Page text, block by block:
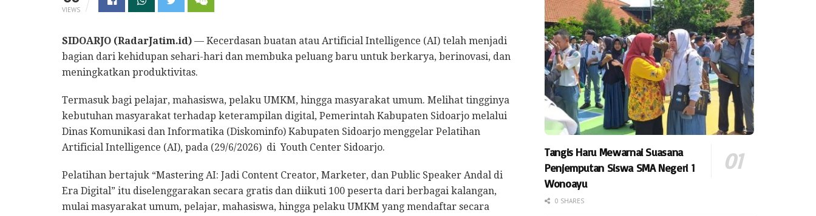
VIEWS
SIDOARJO (RadarJatim.id) — Kecerdasan buatan atau Artificial Intelligence (AI) telah menjadi
bagian dari kehidupan sehari-hari dan membuka peluang baru untuk berkarya, berinovasi, dan
meningkatkan produktivitas.
Termasuk bagi pelajar, mahasiswa, pelaku UMKM, hingga masyarakat umum. Melihat tingginya
kebutuhan masyarakat terhadap keterampilan digital, Pemerintah Kabupaten Sidoarjo melalui
Dinas Komunikasi dan Informatika (Diskominfo) Kabupaten Sidoarjo menggelar Pelatihan
Artificial Intelligence (AI), pada (29/6/2026) di Youth Center Sidoarjo.
Pelatihan bertajuk “Mastering AI: Jadi Content Creator, Marketer, dan Public Speaker Andal di
Era Digital” itu diselenggarakan secara gratis dan diikuti 100 peserta dari berbagai kalangan,
mulai masyarakat umum, pelajar, mahasiswa, hingga pelaku UMKM yang mendaftar secara
Tangis Haru Mewarnai Suasana
Penjemputan Siswa SMA Negeri 1
Wonoayu
0 SHARES